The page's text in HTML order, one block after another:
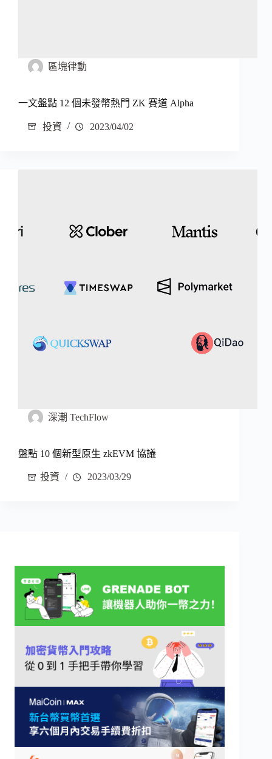
區塊律動
一文盤點 12 個未發幣熱門 ZK 賽道 Alpha
投資 2023/04/02
深潮 TechFlow
盤點 10 個新型原生 zkEVM 協議
投資 2023/03/29